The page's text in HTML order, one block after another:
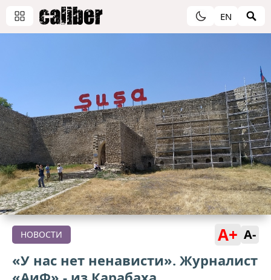
EN
НОВОСТИ A+ A-
«У нас нет ненависти». Журналист